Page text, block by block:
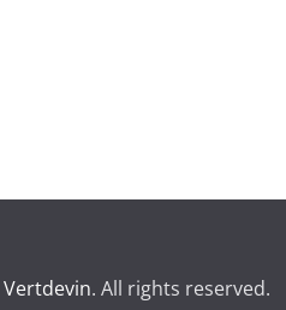
Vertdevin. All rights reserved.